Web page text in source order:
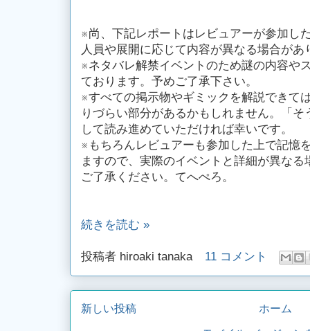
※尚、下記レポートはレビュアーが参加し
人員や展開に応じて内容が異なる場合が
※ネタバレ解禁イベントのため謎の内容や
ております。予めご了承下さい。
※すべての掲示物やギミックを解説できて
りづらい部分があるかもしれません。「
して読み進めていただければ幸いです。
※もちろんレビュアーも参加した上で記憶
ますので、実際のイベントと詳細が異な
ご了承ください。てへぺろ。
続きを読む »
投稿者 hiroaki tanaka 11 コメント
新しい投稿 ホーム